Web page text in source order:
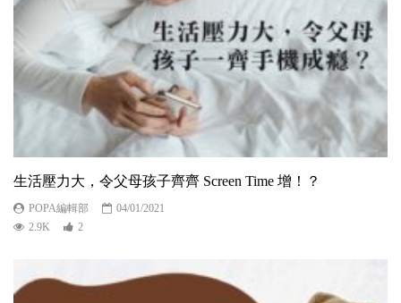
生活壓力大，令父母孩子齊齊 Screen Time 增！？
POPA編輯部
04/01/2021
2.9K
2